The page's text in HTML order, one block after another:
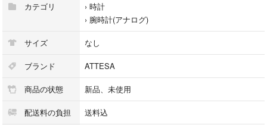
他のサイトにも出品してますので売り切れの場合はご了承ください。
トラブル防止のため、気になる点についてはご購入前にご連絡ください。
#CITIZEN
#メンズ
#腕時計(アナログ)
カテゴリ
› 時計
› 腕時計(アナログ)
サイズ なし
ブランド ATTESA
商品の状態 新品、未使用
配送料の負担 送料込